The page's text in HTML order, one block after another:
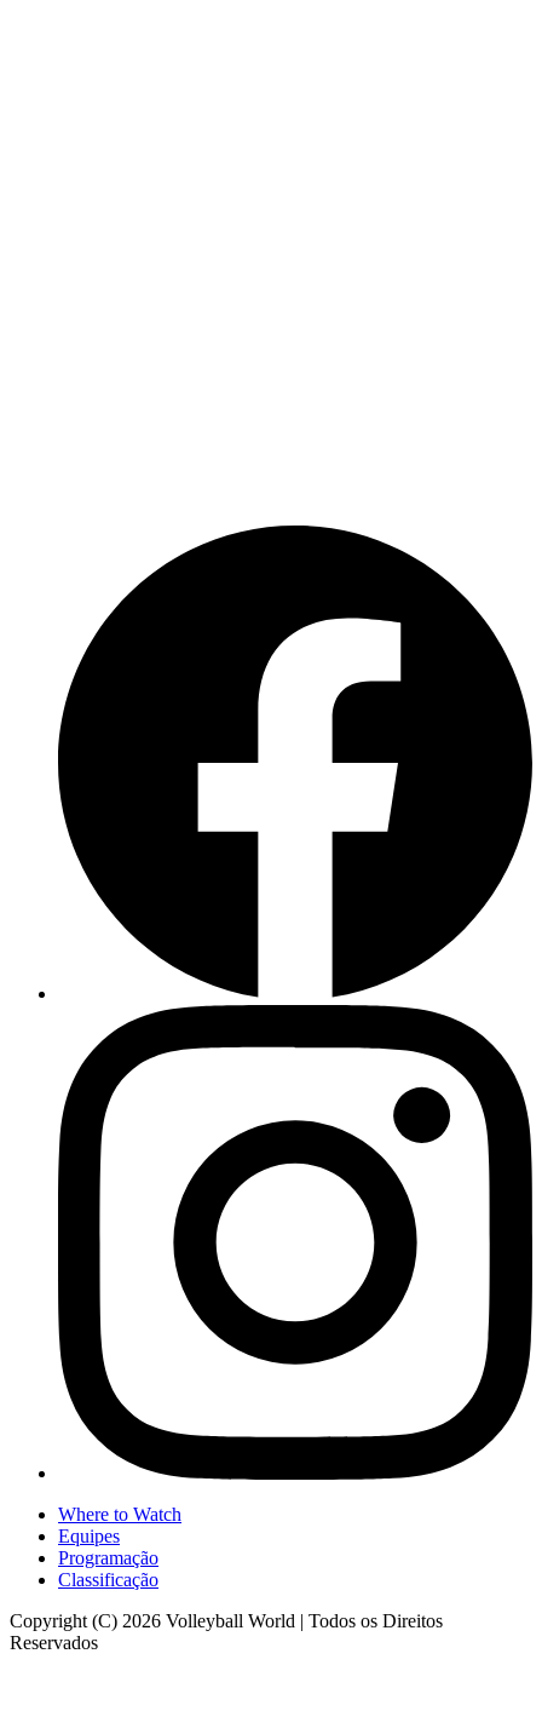
Where to Watch
Equipes
Programação
Classificação
Copyright (C) 2026 Volleyball World | Todos os Direitos
Reservados